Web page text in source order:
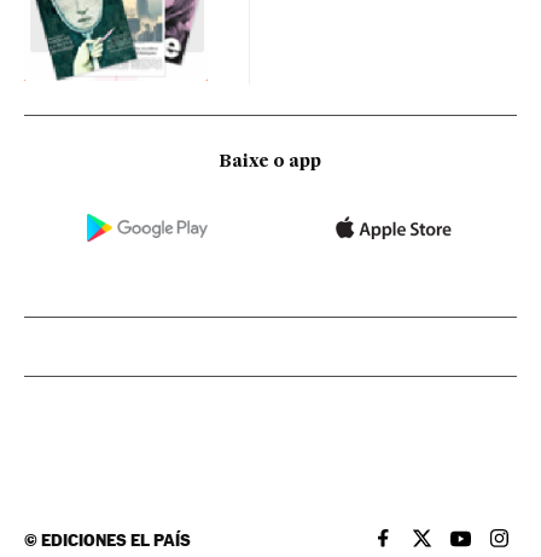
Baixe o app
©EDICIONES EL PAÍS EL PAÍS BRASIL EN
EL PAÍSEL PAÍS
EL